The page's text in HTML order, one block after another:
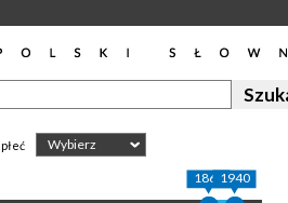
płeć Wybierz
18631940